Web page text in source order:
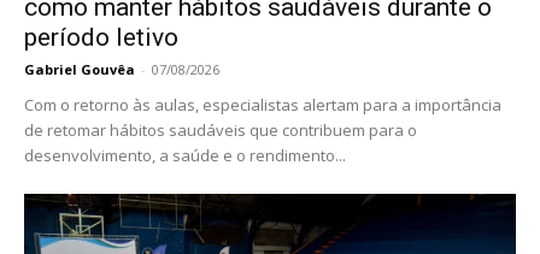
como manter hábitos saudáveis durante o
período letivo
Gabriel Gouvêa - 07/08/2026
Com o retorno às aulas, especialistas alertam para a importância
de retomar hábitos saudáveis que contribuem para o
desenvolvimento, a saúde e o rendimento...